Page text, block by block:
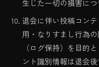
生じた一切の損害につ
退会に伴い投稿コン
用・なりすまし行為
（ログ保持）を目的
ント識別情報は退会